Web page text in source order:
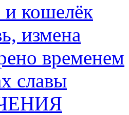
кошелёк
измена
временем
славы